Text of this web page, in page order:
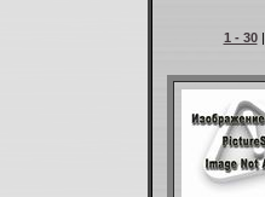
1 - 30|